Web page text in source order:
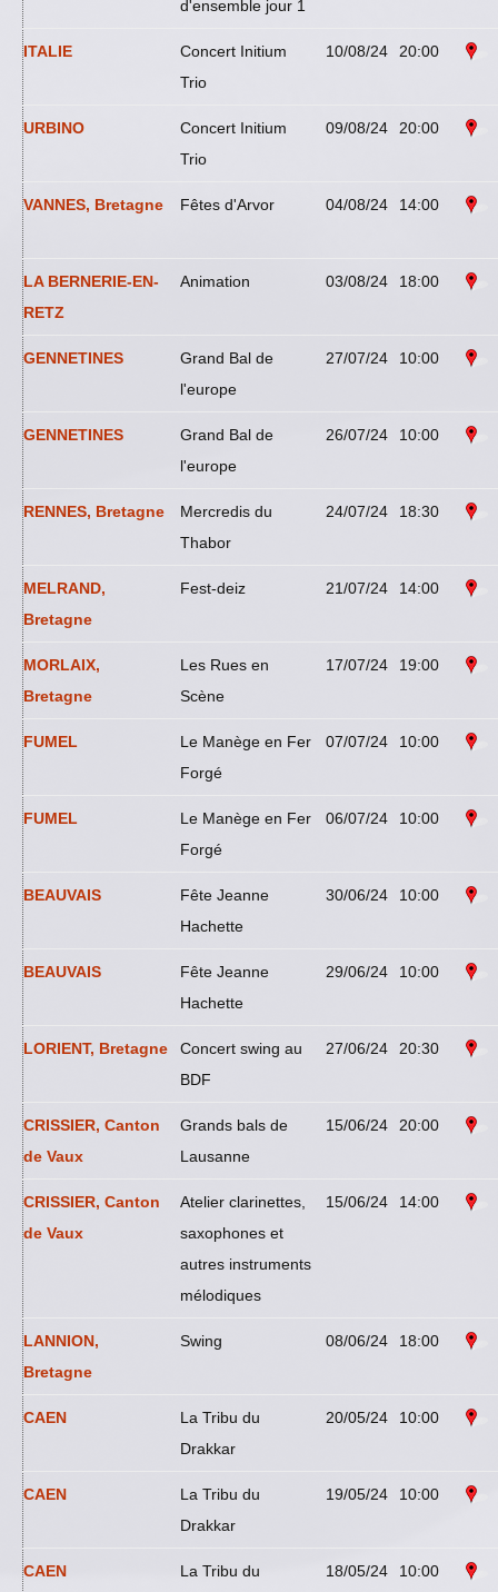
d'ensemble jour 1
ITALIE
Concert Initium
Trio
10/08/24 20:00
URBINO
Concert Initium
Trio
09/08/24 20:00
VANNES, Bretagne Fêtes d'Arvor 04/08/24 14:00
LA BERNERIE-EN-
RETZ
Animation 03/08/24 18:00
GENNETINES
Grand Bal de
l'europe
27/07/24 10:00
GENNETINES
Grand Bal de
l'europe
26/07/24 10:00
RENNES, Bretagne
Mercredis du
Thabor
24/07/24 18:30
MELRAND,
Bretagne
Fest-deiz 21/07/24 14:00
MORLAIX,
Bretagne
Les Rues en
Scène
17/07/24 19:00
FUMEL
Le Manège en Fer
Forgé
07/07/24 10:00
FUMEL
Le Manège en Fer
Forgé
06/07/24 10:00
BEAUVAIS
Fête Jeanne
Hachette
30/06/24 10:00
BEAUVAIS
Fête Jeanne
Hachette
29/06/24 10:00
LORIENT, Bretagne
Concert swing au
BDF
27/06/24 20:30
CRISSIER, Canton
de Vaux
Grands bals de
Lausanne
15/06/24 20:00
CRISSIER, Canton
de Vaux
Atelier clarinettes,
saxophones et
autres instruments
mélodiques
15/06/24 14:00
LANNION,
Bretagne
Swing 08/06/24 18:00
CAEN
La Tribu du
Drakkar
20/05/24 10:00
CAEN
La Tribu du
Drakkar
19/05/24 10:00
CAEN
La Tribu du
18/05/24 10:00